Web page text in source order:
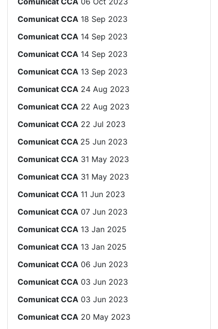
Comunicat CCA 18 Sep 2023
Comunicat CCA 14 Sep 2023
Comunicat CCA 14 Sep 2023
Comunicat CCA 13 Sep 2023
Comunicat CCA 24 Aug 2023
Comunicat CCA 22 Aug 2023
Comunicat CCA 22 Jul 2023
Comunicat CCA 25 Jun 2023
Comunicat CCA 31 May 2023
Comunicat CCA 31 May 2023
Comunicat CCA 11 Jun 2023
Comunicat CCA 07 Jun 2023
Comunicat CCA 13 Jan 2025
Comunicat CCA 13 Jan 2025
Comunicat CCA 06 Jun 2023
Comunicat CCA 03 Jun 2023
Comunicat CCA 03 Jun 2023
Comunicat CCA 20 May 2023